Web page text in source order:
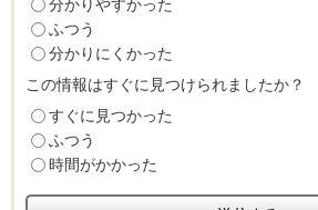
分かりやすかった
ふつう
分かりにくかった
この情報はすぐに見つけられましたか？
すぐに見つかった
ふつう
時間がかかった